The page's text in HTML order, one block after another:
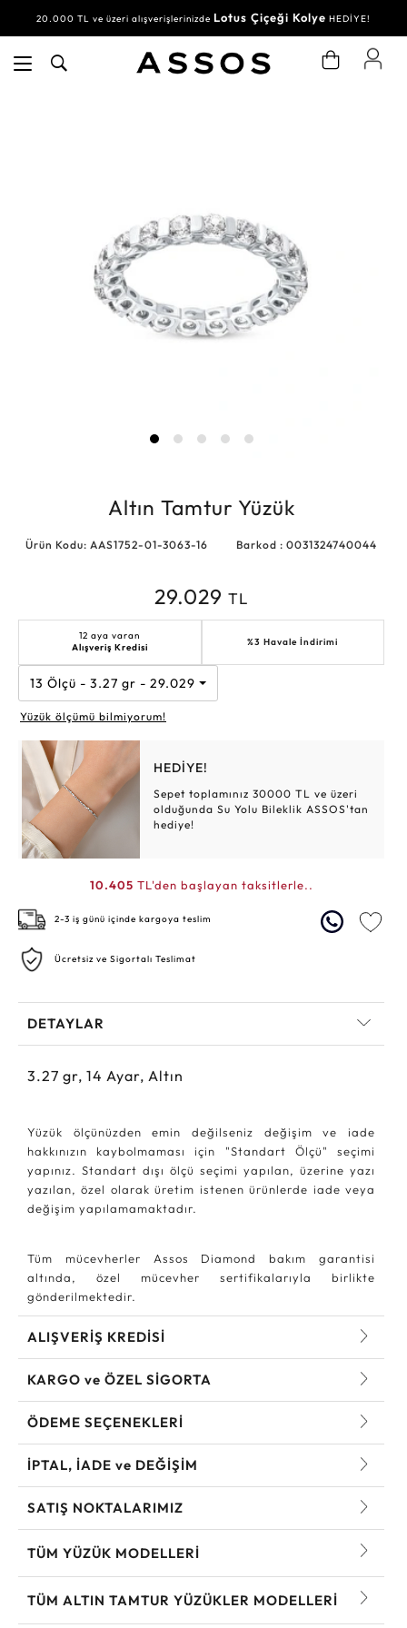
20.000 TL ve üzeri alışverişlerinizde Lotus Çiçeği Kolye HEDİYE!
Altın Tamtur Yüzük
Ürün Kodu: AAS1752-01-3063-16 Barkod : 0031324740044
29.029 TL
12 aya varan
Alışveriş Kredisi
%3 Havale İndirimi
13 Ölçü - 3.27 gr - 29.029 TL
Yüzük ölçümü bilmiyorum!
HEDİYE!
Sepet toplamınız 30000 TL ve üzeri
olduğunda Su Yolu Bileklik ASSOS'tan
hediye!
10.405 TL'den başlayan taksitlerle..
2-3 iş günü içinde kargoya teslim
Ücretsiz ve Sigortalı Teslimat
DETAYLAR
3.27 gr, 14 Ayar, Altın
Yüzük ölçünüzden emin değilseniz değişim ve iade
hakkınızın kaybolmaması için "Standart Ölçü" seçimi
yapınız. Standart dışı ölçü seçimi yapılan, üzerine yazı
yazılan, özel olarak üretim istenen ürünlerde iade veya
değişim yapılamamaktadır.
Tüm mücevherler Assos Diamond bakım garantisi
altında, özel mücevher sertifikalarıyla birlikte
gönderilmektedir.
ALIŞVERİŞ KREDİSİ
KARGO ve ÖZEL SİGORTA
ÖDEME SEÇENEKLERİ
İPTAL, İADE ve DEĞİŞİM
SATIŞ NOKTALARIMIZ
TÜM YÜZÜK MODELLERI
TÜM ALTIN TAMTUR YÜZÜKLER MODELLERI